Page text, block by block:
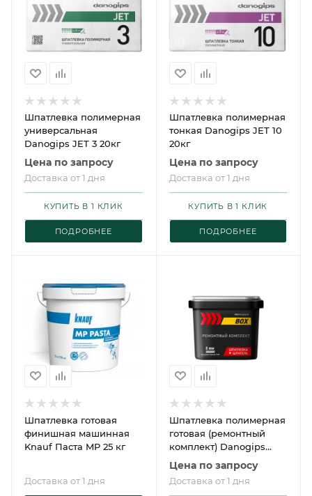
Шпатлевка полимерная
универсальная
Danogips JET 3 20кг
Цена по запросу
Доставка от 1 дня
ПОДРОБНЕЕ
КУПИТЬ В 1 КЛИК
Шпатлевка полимерная
тонкая Danogips JET 10
20кг
Цена по запросу
Доставка от 1 дня
ПОДРОБНЕЕ
КУПИТЬ В 1 КЛИК
Шпатлевка готовая
финишная машинная
Knauf Паста MP 25 кг
Доставка от 1 дня
Шпатлевка полимерная
готовая (ремонтный
комплект) Danogips
BOX 1л/1кг
Цена по запросу
Доставка от 1 дня